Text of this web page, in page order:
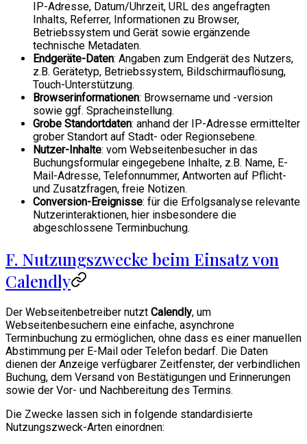
IP-Adresse, Datum/Uhrzeit, URL des angefragten
Inhalts, Referrer, Informationen zu Browser,
Betriebssystem und Gerät sowie ergänzende
technische Metadaten.
Endgeräte-Daten: Angaben zum Endgerät des Nutzers,
z.B. Gerätetyp, Betriebssystem, Bildschirmauflösung,
Touch-Unterstützung.
Browserinformationen: Browsername und -version
sowie ggf. Spracheinstellung.
Grobe Standortdaten: anhand der IP-Adresse ermittelter
grober Standort auf Stadt- oder Regionsebene.
Nutzer-Inhalte: vom Webseitenbesucher in das
Buchungsformular eingegebene Inhalte, z.B. Name, E-
Mail-Adresse, Telefonnummer, Antworten auf Pflicht-
und Zusatzfragen, freie Notizen.
Conversion-Ereignisse: für die Erfolgsanalyse relevante
Nutzerinteraktionen, hier insbesondere die
abgeschlossene Terminbuchung.
F. Nutzungszwecke beim Einsatz von
Calendly
Der Webseitenbetreiber nutzt Calendly, um
Webseitenbesuchern eine einfache, asynchrone
Terminbuchung zu ermöglichen, ohne dass es einer manuellen
Abstimmung per E-Mail oder Telefon bedarf. Die Daten
dienen der Anzeige verfügbarer Zeitfenster, der verbindlichen
Buchung, dem Versand von Bestätigungen und Erinnerungen
sowie der Vor- und Nachbereitung des Termins.
Die Zwecke lassen sich in folgende standardisierte
Nutzungszweck-Arten einordnen: